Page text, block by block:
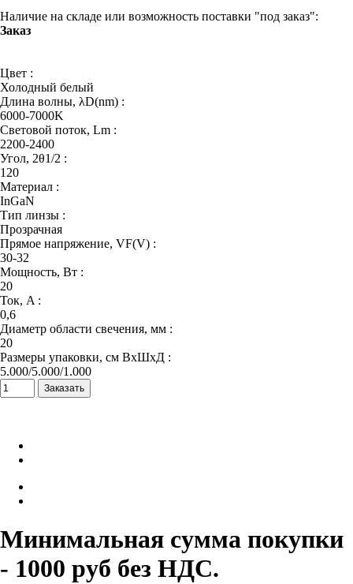
Наличие на складе или возможность поставки "под заказ":
Заказ
Цвет :
Холодный белый
Длина волны, λD(nm) :
6000-7000K
Световой поток, Lm :
2200-2400
Угол, 2θ1/2 :
120
Материал :
InGaN
Тип линзы :
Прозрачная
Прямое напряжение, VF(V) :
30-32
Мощность, Вт :
20
Ток, A :
0,6
Диаметр области свечения, мм :
20
Размеры упаковки, см ВхШхД :
5.000/5.000/1.000
Минимальная сумма покупки
- 1000 руб без НДС.